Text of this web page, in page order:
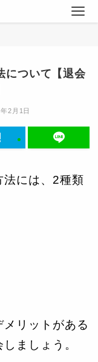
について【退会
2月1日
法には、2種類
リットがある
ましょう。